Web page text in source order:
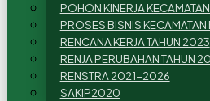
POHON KINERJA
PROSES BISNIS
RENCANA KERJA TAHUN 2023
RENJA PERUBAHAN TAHUN
RENSTRA 2021-2026
SAKIP2020